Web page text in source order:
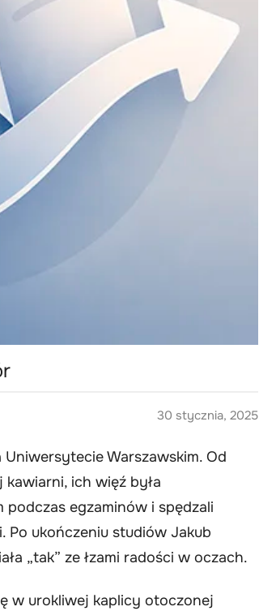
30 stycznia, 2025
Warszawskim. Od
ich więź była
podczas egzaminów i spędzali
Po ukończeniu studiów Jakub
„tak” ze łzami radości w oczach.
w urokliwej kaplicy otoczonej